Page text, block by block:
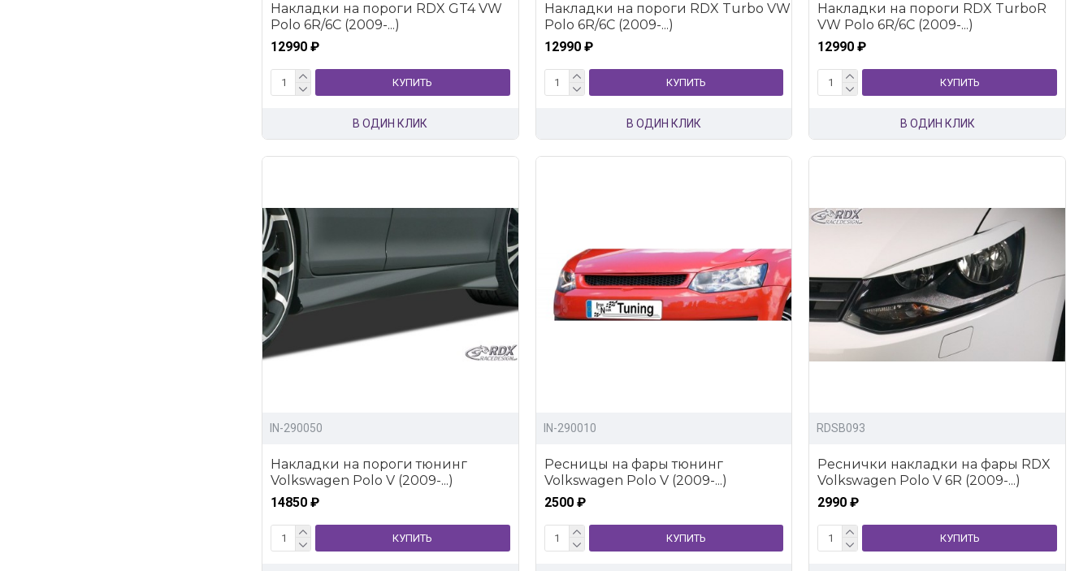
Накладки на пороги RDX GT4 VW
Polo 6R/6C (2009-...)
12990 ₽
КУПИТЬ
В ОДИН КЛИК
Накладки на пороги RDX Turbo VW
Polo 6R/6C (2009-...)
12990 ₽
КУПИТЬ
В ОДИН КЛИК
Накладки на пороги RDX TurboR
VW Polo 6R/6C (2009-...)
12990 ₽
КУПИТЬ
В ОДИН КЛИК
IN-290050
Накладки на пороги тюнинг
Volkswagen Polo V (2009-...)
14850 ₽
КУПИТЬ
IN-290010
Ресницы на фары тюнинг
Volkswagen Polo V (2009-...)
2500 ₽
КУПИТЬ
RDSB093
Реснички накладки на фары RDX
Volkswagen Polo V 6R (2009-...)
2990 ₽
КУПИТЬ